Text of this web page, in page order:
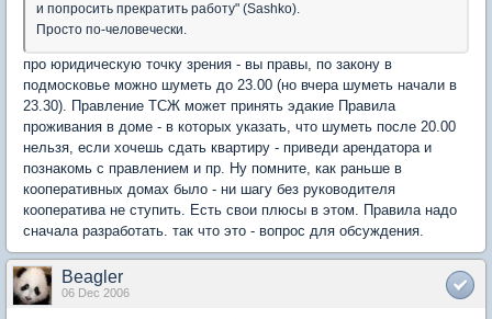
и попросить прекратить работу" (Sashko).
Просто по-человечески.
про юридическую точку зрения - вы правы, по закону в
подмосковье можно шуметь до 23.00 (но вчера шуметь начали в
23.30). Правление ТСЖ может принять эдакие Правила
проживания в доме - в которых указать, что шуметь после 20.00
нельзя, если хочешь сдать квартиру - приведи арендатора и
познакомь с правлением и пр. Ну помните, как раньше в
кооперативных домах было - ни шагу без руководителя
кооператива не ступить. Есть свои плюсы в этом. Правила надо
сначала разработать. так что это - вопрос для обсуждения.
Beagler
06 Dec 2006